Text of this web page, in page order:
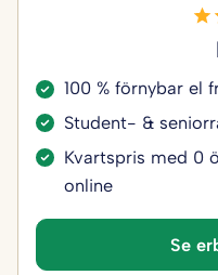
100 % förnybar el
Student- &
Kvartspris med 0
online
Se